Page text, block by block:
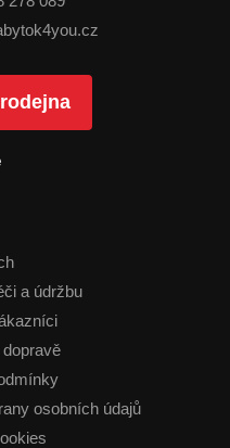
a údržbu
osobních údajů